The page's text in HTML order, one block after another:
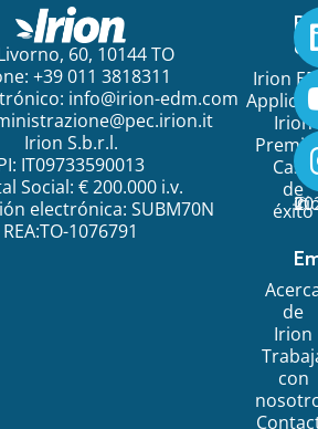
60, 10144 TO
+39 011 3818311
info@irion-edm.com
Irion S.b.r.l.
IT09733590013
Social: € 200.000 i.v.
electrónica: SUBM70N
REA:TO-1076791
Irion
Irion
Caso
de
éxito
de
Irion
con
©